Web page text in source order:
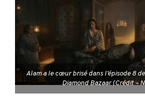
Alam a le cœur brisé dans l’épisode 8
Diamond Bazaar (Crédit –